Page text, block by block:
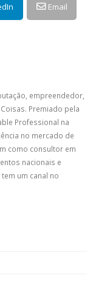
Email
empreendedor,
Premiado pela
Professional na
no mercado de
como consultor em
nacionais e
um canal no